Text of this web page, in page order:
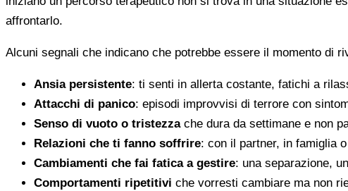
affrontarlo.
Alcuni segnali che indicano che potrebbe essere il momento di
Ansia persistente: ti senti in allerta costante, fatichi a
Attacchi di panico: episodi improvvisi di terrore con
Senso di vuoto o tristezzache dura da settimane e non
Relazioni che ti fanno soffrire: con il partner, in famiglia
Cambiamenti che fai fatica a gestire: una separazione,
Comportamenti ripetitivi che vorresti cambiare ma non